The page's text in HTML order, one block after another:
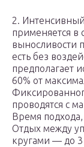
2.
применяется в
выносливости
есть без
предполагает
60% от
проводятся с
Время подхода,
Отдых между
кругами — до